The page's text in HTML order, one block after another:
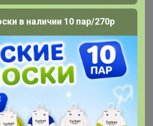
в наличии 10 пар/270р